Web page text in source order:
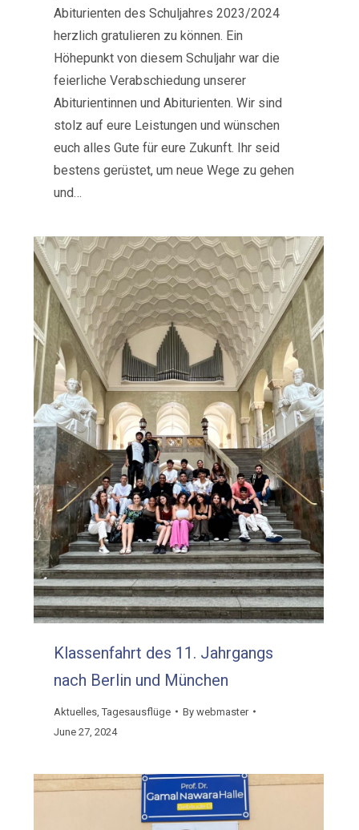
Abiturienten des Schuljahres 2023/2024
herzlich gratulieren zu können. Ein
Höhepunkt von diesem Schuljahr war die
feierliche Verabschiedung unserer
Abiturientinnen und Abiturienten. Wir sind
stolz auf eure Leistungen und wünschen
euch alles Gute für eure Zukunft. Ihr seid
bestens gerüstet, um neue Wege zu gehen
und…
Klassenfahrt des 11. Jahrgangs
nach Berlin und München
Aktuelles ,Tagesausflüge Bywebmaster
June 27, 2024